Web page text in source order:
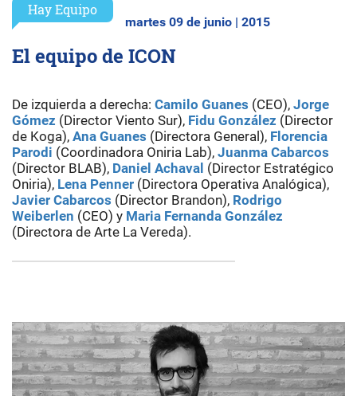
Hay Equipo
martes 09 de junio | 2015
El equipo de ICON
De izquierda a derecha: Camilo Guanes (CEO), Jorge
Gómez (Director Viento Sur), Fidu González (Director
de Koga), Ana Guanes (Directora General), Florencia
Parodi (Coordinadora Oniria Lab), Juanma Cabarcos
(Director BLAB), Daniel Achaval (Director Estratégico
Oniria), Lena Penner (Directora Operativa Analógica),
Javier Cabarcos (Director Brandon), Rodrigo
Weiberlen (CEO) y Maria Fernanda González
(Directora de Arte La Vereda).